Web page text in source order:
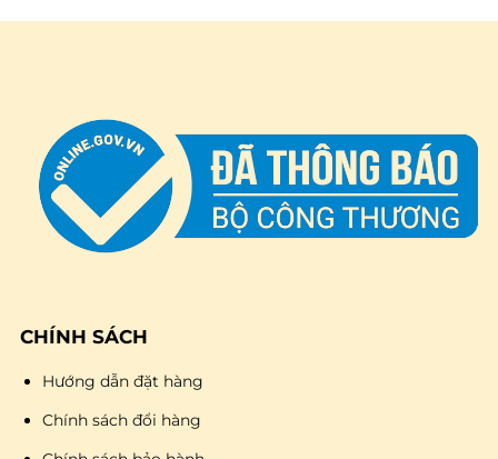
CHÍNH SÁCH
Hướng dẫn đặt hàng
Chính sách đổi hàng